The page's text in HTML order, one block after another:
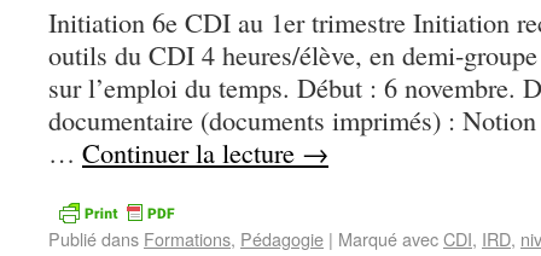
Initiation 6e CDI au 1er trimestre Initiation
outils du CDI 4 heures/élève, en demi-
sur l’emploi du temps. Début : 6 novembre.
documentaire (documents imprimés) :
… Continuer la lecture →
Publié dans Formations, Pédagogie | Marqué avecCDI, IRD,